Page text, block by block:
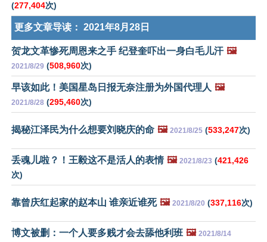
(277,404次)
更多文章导读： 2021年8月28日
贺龙文革惨死周恩来之手 纪登奎吓出一身白毛儿汗 🖼️
2021/8/29 (508,960次)
早该如此！美国星岛日报无奈注册为外国代理人 🖼️
2021/8/28 (295,460次)
揭秘江泽民为什么想要刘晓庆的命 🖼️ 2021/8/25 (533,247次)
丢魂儿啦？！王毅这不是活人的表情 🖼️ 2021/8/23 (421,426
次)
靠曾庆红起家的赵本山 谁亲近谁死 🖼️ 2021/8/20 (337,116次)
博文被删：一个人要多贱才会去舔他利班 🖼️ 2021/8/14